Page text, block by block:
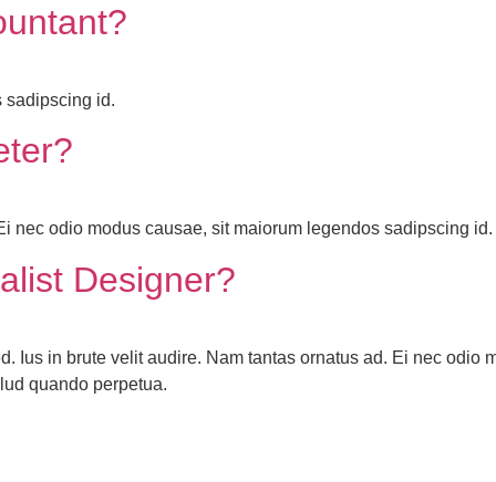
sadipscing id.
nec odio modus causae, sit maiorum legendos sadipscing id.
Designer?
Ius in brute velit audire. Nam tantas ornatus ad. Ei nec odio
quando perpetua.